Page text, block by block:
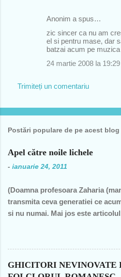
Anonim a spus…
zic sincer ca nu am
el si pentru mase, dar
batzai acum pe
24 martie 2008 la 19:29
Trimiteți un comentariu
Postări populare de pe acest blog
Apel către noile lichele
- ianuarie 24, 2011
(Doamna profesoara Zaharia
transmita ceva generatiei ce
si nu numai. Mai jos este
partid- n-am fost decât membră
şi mi-a ajuns şi pentru perioada
GHICITORI NEVINOVATE